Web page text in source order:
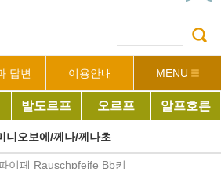
답변 이용안내 MENU
발도르프 오르프 알프호른
니오보에/께나/께나초
이페 Rauschpfeife Bb키